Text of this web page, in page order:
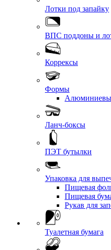
Лотки под запайку
ВПС поддоны и
Коррексы
Формы
Ланч-боксы
ПЭТ бутылки
Упаковка для
Пищевая
Пищевая
Рукав для
Туалетная бумага